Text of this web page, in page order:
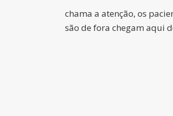
chama a atenção, os
são de fora chegam aqui